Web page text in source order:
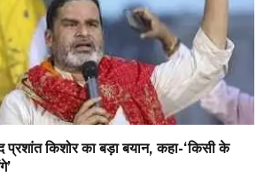
प्रशांत किशोर का बड़ा बयान, कहा-‘किसी के